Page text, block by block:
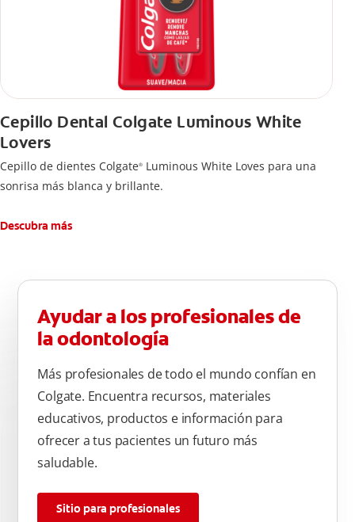
Cepillo Dental Colgate Luminous White
Lovers
Cepillo de dientes Colgate® Luminous White Loves para una
sonrisa más blanca y brillante.
Descubra más
Ayudar a los profesionales de
la odontología
Más profesionales de todo el mundo confían en
Colgate. Encuentra recursos, materiales
educativos, productos e información para
ofrecer a tus pacientes un futuro más
saludable.
Sitio para profesionales